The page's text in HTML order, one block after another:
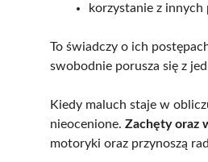
korzystanie z innych
To świadczy o ich
swobodnie porusza się z
Kiedy maluch staje w
nieocenione. Zachęty oraz
motoryki oraz przynoszą